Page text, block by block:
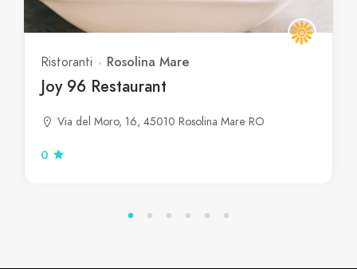
Ristoranti Rosolina Mare
Joy 96 Restaurant
Via del Moro, 16, 45010 Rosolina Mare RO
0